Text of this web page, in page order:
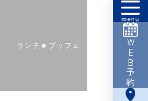
WEB予約
ランチ★ブッフェ